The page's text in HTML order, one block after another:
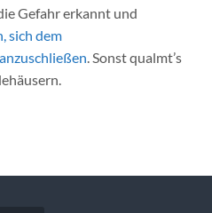
Gefahr erkannt und
sich dem
. Sonst qualmt’s